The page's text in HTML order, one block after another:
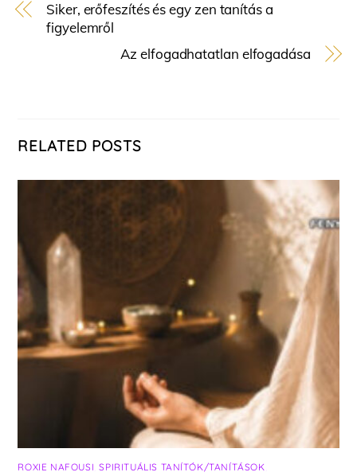
Siker, erőfeszítés és egy zen tanítás a
figyelemről
Az elfogadhatatlan elfogadása
RELATED POSTS
ROXIE NAFOUSI ,SPIRITUÁLIS TANÍTÓK/TANÍTÁSOK